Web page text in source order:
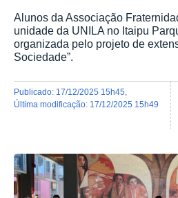
Alunos da Associação
unidade da UNILA no Itaipu
organizada pelo projeto de
Sociedade”.
publicado: 17/12/2025 15h45
última modificação: 17/12/2025 15h49